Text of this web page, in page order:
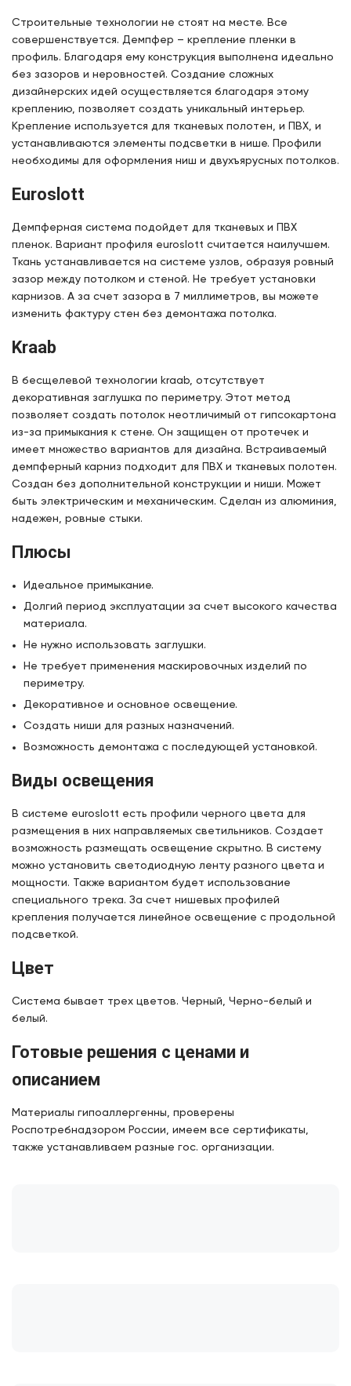
Строительные технологии не стоят на месте. Все
совершенствуется. Демпфер – крепление пленки в
профиль. Благодаря ему конструкция выполнена идеально
без зазоров и неровностей. Создание сложных
дизайнерских идей осуществляется благодаря этому
креплению, позволяет создать уникальный интерьер.
Крепление используется для тканевых полотен, и ПВХ, и
устанавливаются элементы подсветки в нише. Профили
необходимы для оформления ниш и двухъярусных потолков.
Euroslott
Демпферная система подойдет для тканевых и ПВХ
пленок. Вариант профиля euroslott считается наилучшем.
Ткань устанавливается на системе узлов, образуя ровный
зазор между потолком и стеной. Не требует установки
карнизов. А за счет зазора в 7 миллиметров, вы можете
изменить фактуру стен без демонтажа потолка.
Kraab
В беcщелевой технологии kraab, отсутствует
декоративная заглушка по периметру. Этот метод
позволяет создать потолок неотличимый от гипсокартона
из-за примыкания к стене. Он защищен от протечек и
имеет множество вариантов для дизайна. Встраиваемый
демпферный карниз подходит для ПВХ и тканевых полотен.
Создан без дополнительной конструкции и ниши. Может
быть электрическим и механическим. Сделан из алюминия,
надежен, ровные стыки.
Плюсы
Идеальное примыкание.
Долгий период эксплуатации за счет высокого качества
материала.
Не нужно использовать заглушки.
Не требует применения маскировочных изделий по
периметру.
Декоративное и основное освещение.
Создать ниши для разных назначений.
Возможность демонтажа с последующей установкой.
Виды освещения
В системе euroslott есть профили черного цвета для
размещения в них направляемых светильников. Создает
возможность размещать освещение скрытно. В систему
можно установить светодиодную ленту разного цвета и
мощности. Также вариантом будет использование
специального трека. За счет нишевых профилей
крепления получается линейное освещение с продольной
подсветкой.
Цвет
Система бывает трех цветов. Черный, Черно-белый и
белый.
Готовые решения с ценами и
описанием
Материалы гипоаллергенны, проверены
Роспотребнадзором России, имеем все сертификаты,
также устанавливаем разные гос. организации.